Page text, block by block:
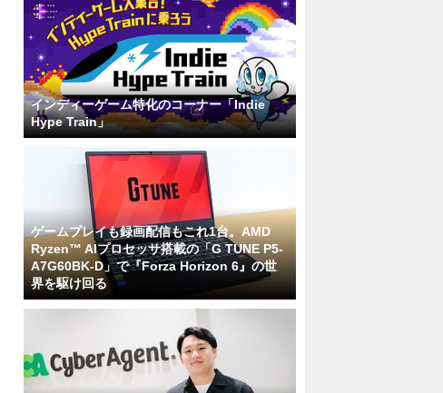
インディーゲーム特化のコーナー「Indie
Hype Train」
ゲームプレイも録画配信もこれ1台。AMD
Ryzen™ AIプロセッサ搭載の「G TUNE P5-
A7G60BK-D」で『Forza Horizon 6』の世
界を駆け回る